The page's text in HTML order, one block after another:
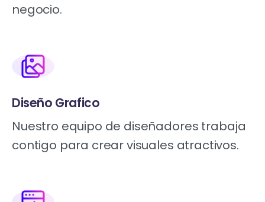
negocio.
Diseño Grafico
Nuestro equipo de diseñadores trabaja
contigo para crear visuales atractivos.